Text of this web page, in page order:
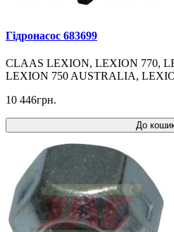
Гідронасос 683699
CLAAS LEXION, LEXION 770,
LEXION 750 AUSTRALIA,
10 446грн.
До